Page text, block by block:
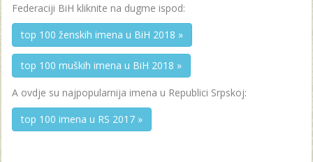
Federaciji BiH kliknite na dugme ispod:
top 100 ženskih imena u BiH 2018 »
top 100 muških imena u BiH 2018 »
A ovdje su najpopularnija imena u Republici Srpskoj:
top 100 imena u RS 2017 »